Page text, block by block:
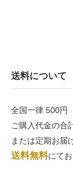
送料について
全国一律 500円
ご購入代金の合
または定期お届
送料無料にてお